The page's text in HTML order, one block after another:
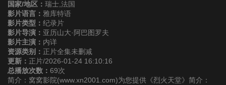
国家/地区： 瑞士,法国
影片语言： 雅库特语
影片类型： 纪录片
影片导演： 亚历山大·阿巴图罗夫
影片主演： 内详
资源类别： 正片全集未删减
更新： 正片/2026-01-24 16:10:16
总播放次数： 69次
简介：窝窝影院(www.xn2001.com)为您提供《烈火天堂》简介：